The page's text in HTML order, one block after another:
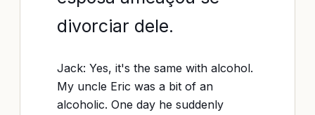
divorciar dele.
Jack: Yes, it's the same with alcohol.
My uncle Eric was a bit of an
alcoholic. One day he suddenly